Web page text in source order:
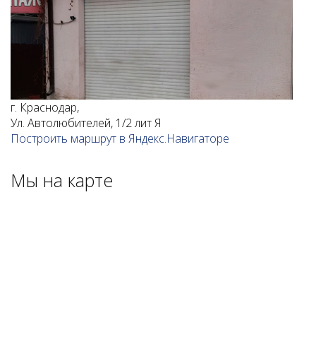
г. Краснодар,
Ул. Автолюбителей, 1/2 лит Я
Построить маршрут в Яндекс.Навигаторе
Мы на карте